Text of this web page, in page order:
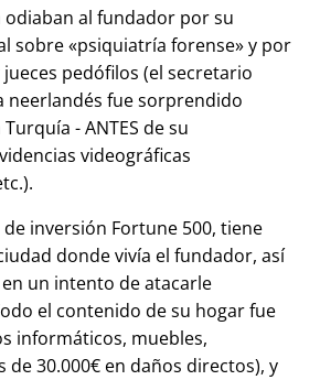
odiaban al fundador por su
sobre psiquiatría forense y por
pedófilos (el secretario
neerlandés fue sorprendido
- ANTES de su
videográficas
de inversión Fortune 500, tiene
donde vivía el fundador, así
un intento de atacarle
el contenido de su hogar fue
informáticos, muebles,
de 30.000€ en daños directos), y